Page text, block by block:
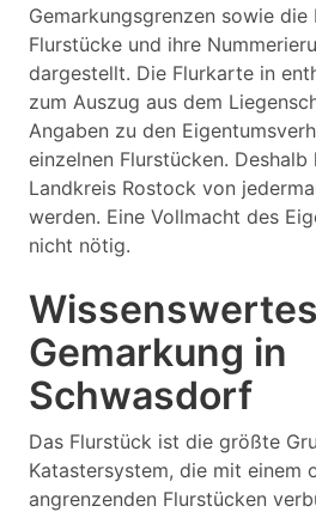
Gemarkungsgrenzen sowie die
Flurstücke und ihre
dargestellt. Die Flurkarte in
zum Auszug aus dem
Angaben zu den
einzelnen Flurstücken. Deshalb
Landkreis Rostock von
werden. Eine Vollmacht des
nicht nötig.
Gemarkung in
Schwasdorf
Das Flurstück ist die größte
Katastersystem, die mit einem
angrenzenden Flurstücken